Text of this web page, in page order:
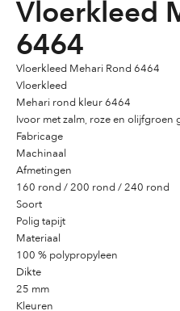
Vloerkleed
6464
Vloerkleed Mehari Rond 6464
Vloerkleed
Mehari rond kleur 6464
Ivoor met zalm, roze en olijfgroen
Fabricage
Machinaal
Afmetingen
160 rond / 200 rond / 240 rond
Soort
Polig tapijt
Materiaal
100 % polypropyleen
Dikte
25 mm
Kleuren